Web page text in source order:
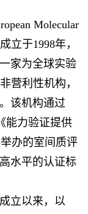
Molecular
立于1998年，
家为全球实验
营利性机构，
该机构通过
能力验证提供
办的室间质评
水平的认证标
立以来，以